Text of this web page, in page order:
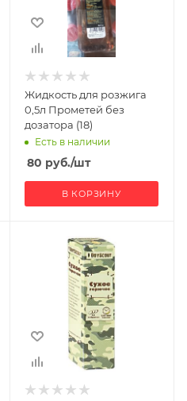
Жидкость для розжига
0,5л Прометей без
дозатора (18)
Есть в наличии
80 руб./шт
В КОРЗИНУ